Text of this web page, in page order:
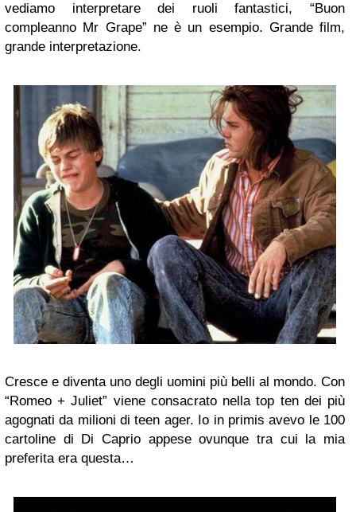
vediamo interpretare dei ruoli fantastici, “Buon
compleanno Mr Grape” ne è un esempio. Grande film,
grande interpretazione.
Cresce e diventa uno degli uomini più belli al mondo. Con
“Romeo + Juliet” viene consacrato nella top ten dei più
agognati da milioni di teen ager. Io in primis avevo le 100
cartoline di Di Caprio appese ovunque tra cui la mia
preferita era questa…